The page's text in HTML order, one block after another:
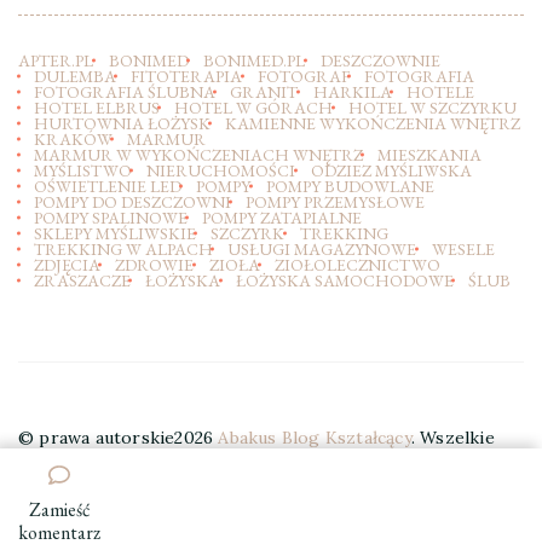
Zamieść
komentarzwe
APTER.PL BONIMED BONIMED.PL DESZCZOWNIE
DULEMBA FITOTERAPIA FOTOGRAF FOTOGRAFIA
FOTOGRAFIA ŚLUBNA GRANIT HARKILA HOTELE
HOTEL ELBRUS HOTEL W GÓRACH HOTEL W SZCZYRKU
HURTOWNIA ŁOŻYSK KAMIENNE WYKOŃCZENIA WNĘTRZ
KRAKÓW MARMUR
MARMUR W WYKOŃCZENIACH WNĘTRZ MIESZKANIA
MYŚLISTWO NIERUCHOMOŚCI ODZIEZ MYŚLIWSKA
OŚWIETLENIE LED POMPY POMPY BUDOWLANE
POMPY DO DESZCZOWNI POMPY PRZEMYSŁOWE
POMPY SPALINOWE POMPY ZATAPIALNE
SKLEPY MYŚLIWSKIE SZCZYRK TREKKING
TREKKING W ALPACH USŁUGI MAGAZYNOWE WESELE
ZDJĘCIA ZDROWIE ZIOŁA ZIOŁOLECZNICTWO
ZRASZACZE ŁOŻYSKA ŁOŻYSKA SAMOCHODOWE ŚLUB
© prawa autorskie2026 Abakus Blog Kształcący. Wszelkie
prawa zastrzeżone.
Blossom Themes